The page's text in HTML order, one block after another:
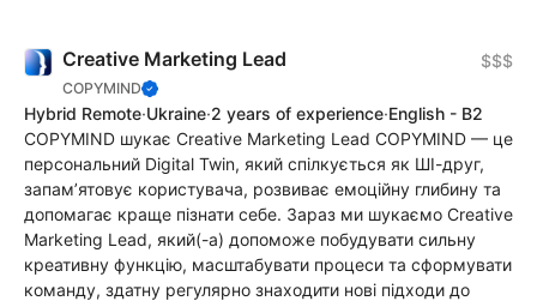
Creative Marketing Lead
COPYMIND
$$$
Hybrid Remote·Ukraine·2 years of experience·English - B2
COPYMIND шукає Creative Marketing Lead COPYMIND — це
персональний Digital Twin, який спілкується як ШІ-друг,
запам’ятовує користувача, розвиває емоційну глибину та
допомагає краще пізнати себе. Зараз ми шукаємо Creative
Marketing Lead, який(-а) допоможе побудувати сильну
креативну функцію, масштабувати процеси та сформувати
команду, здатну регулярно знаходити нові підходи до